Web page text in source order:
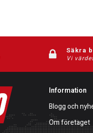
Säkra
Vi
Information
Blogg och
Om företaget